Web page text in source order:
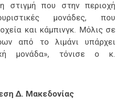
στιγμή που στην περιοχή
μονάδες, που
και κάμπινγκ. Μόλις σε
από το λιμάνι υπάρχει
μονάδα», τόνισε ο κ.
Δ. Μακεδονίας